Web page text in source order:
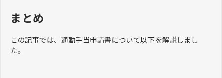
まとめ
この記事では、通勤手当申請書について以下を解説しまし
た。